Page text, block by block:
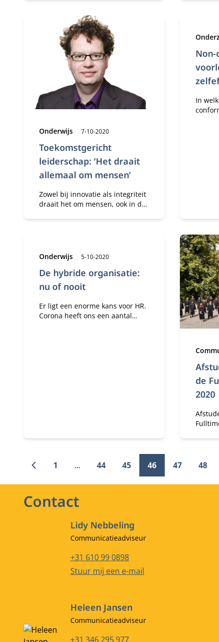
Toekomstgericht
leiderschap: ‘Het draait
allemaal om mensen’
Type:
Onderwijs Publicatiedatum:
7-10-2020
Zowel bij innovatie als integriteit
draait het om mensen, ook in de
eensgezind.
in
Type:
In
De hybride organisatie:
nu of nooit
Type:
Onderwijs Publicatiedatum:
5-10-2020
Er ligt een enorme kans voor HR.
Corona heeft ons een aantal
de
2020
Type:
die
1 ... 44 45 46 47 48
Contact
Lidy Nebbeling
Functietitel
Communicatieadviseur
Telefoonnummer
+31 610 99 0898
E-mailadres
Stuur mij een e-mail
Heleen Jansen
Functietitel
Communicatieadviseur
Telefoonnummer
+31 346 295 977